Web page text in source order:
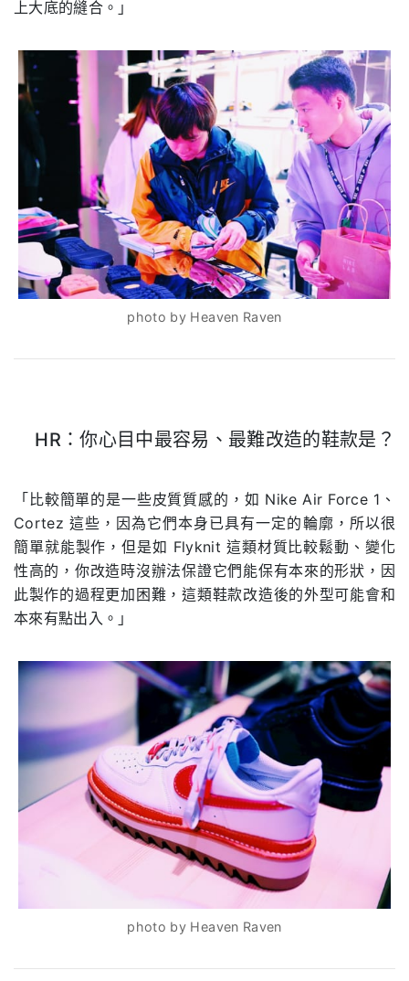
上大底的縫合。」
photo by Heaven Raven
HR：你心目中最容易、最難改造的鞋款是？
「比較簡單的是一些皮質質感的，如 Nike Air Force 1、
Cortez 這些，因為它們本身已具有一定的輪廓，所以很
簡單就能製作，但是如 Flyknit 這類材質比較鬆動、變化
性高的，你改造時沒辦法保證它們能保有本來的形狀，因
此製作的過程更加困難，這類鞋款改造後的外型可能會和
本來有點出入。」
photo by Heaven Raven